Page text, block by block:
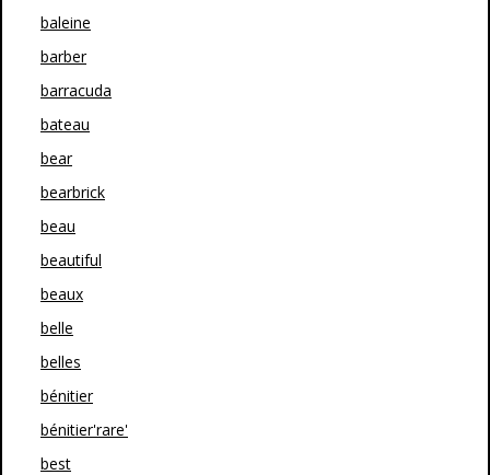
baleine
barber
barracuda
bateau
bear
bearbrick
beau
beautiful
beaux
belle
belles
bénitier
bénitier'rare'
best